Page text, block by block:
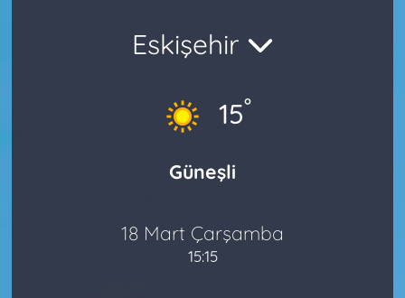
Eskişehir
15°
Güneşli
18 Mart Çarşamba
15:15